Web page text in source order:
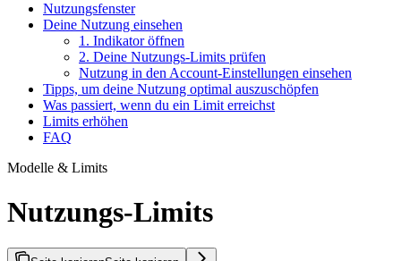
Nutzungsfenster
Deine Nutzung einsehen
1. Indikator öffnen
2. Deine Nutzungs-Limits prüfen
Nutzung in den Account-Einstellungen einsehen
Tipps, um deine Nutzung optimal auszuschöpfen
Was passiert, wenn du ein Limit erreichst
Limits erhöhen
FAQ
Modelle & Limits
Nutzungs-Limits